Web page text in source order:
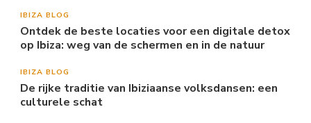
IBIZA BLOG
Ontdek de beste locaties voor een digitale detox
op Ibiza: weg van de schermen en in de natuur
IBIZA BLOG
De rijke traditie van Ibiziaanse volksdansen: een
culturele schat